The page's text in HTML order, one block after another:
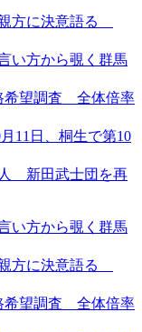
方に決意語る
い方から覗く群馬
希望調査 全体倍率
11日、桐生で第10
人 新田武士団を再
い方から覗く群馬
方に決意語る
希望調査 全体倍率